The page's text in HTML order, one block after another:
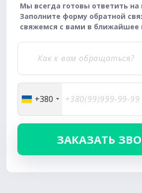
Мы всегда готовы ответить на
Заполните форму обратной
свяжемся с вами в ближайшее
+380